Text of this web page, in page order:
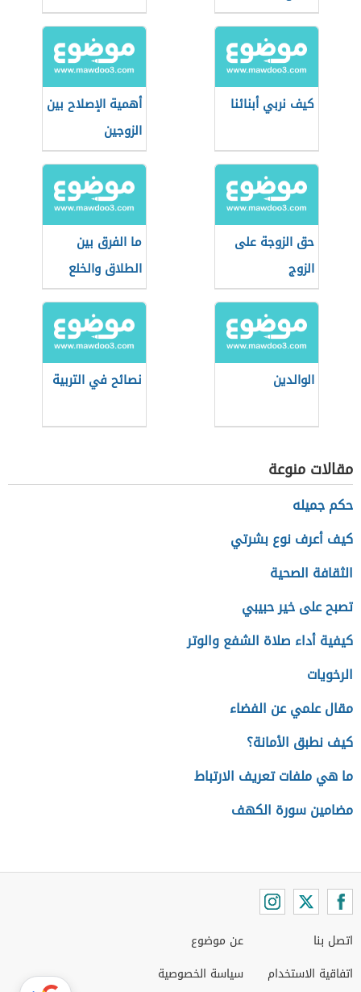
كيف نربي أبنائنا
أهمية الإصلاح بين
الزوجين
حق الزوجة على
الزوج
ما الفرق بين
الطلاق والخلع
الوالدين نصائح في التربية
مقالات منوعة
حكم جميله
كيف أعرف نوع بشرتي
الثقافة الصحية
تصبح على خير حبيبي
كيفية أداء صلاة الشفع والوتر
الرخويات
مقال علمي عن الفضاء
كيف نطبق الأمانة؟
ما هي ملفات تعريف الارتباط
مضامين سورة الكهف
اتصل بنا
اتفاقية الاستخدام
عن موضوع
سياسة الخصوصية